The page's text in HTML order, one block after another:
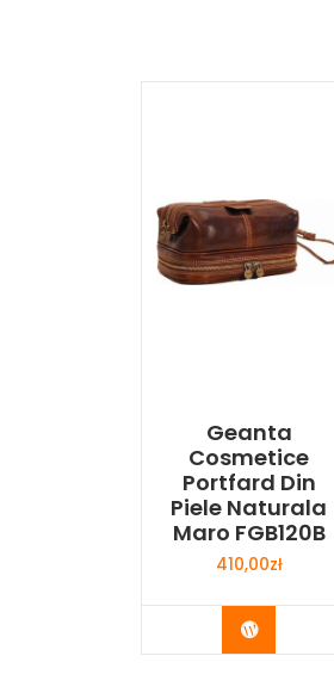
Geanta
Cosmetice
Portfard Din
Piele Naturala
Maro FGB120B
410,00zł
Buy Now